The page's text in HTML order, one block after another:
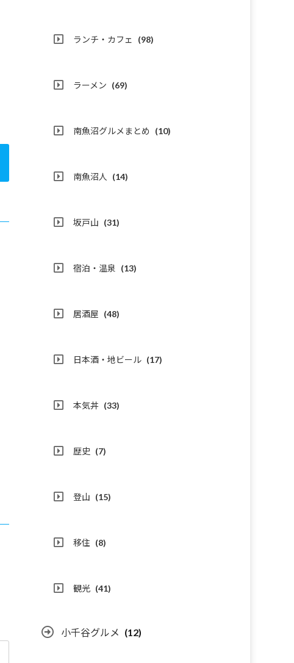
ランチ・カフェ (98)
ラーメン (69)
南魚沼グルメまとめ (10)
南魚沼人 (14)
坂戸山 (31)
宿泊・温泉 (13)
居酒屋 (48)
日本酒・地ビール (17)
本気丼 (33)
歴史 (7)
登山 (15)
移住 (8)
観光 (41)
小千谷グルメ (12)